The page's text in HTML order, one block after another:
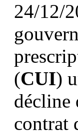
24/12/
(CUI)
décline
contrat